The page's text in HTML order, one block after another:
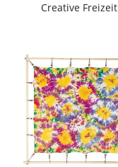
Creative Freizeit